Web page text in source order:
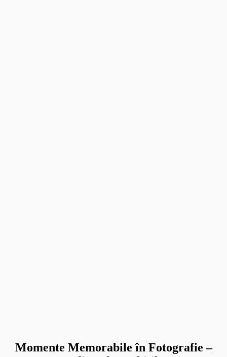
Momente Memorabile în Fotografie –